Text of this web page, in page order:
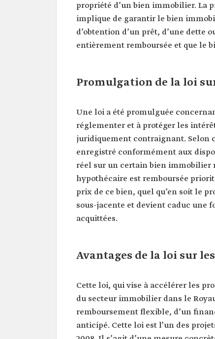
propriété d’un bien immobilier. La
implique de garantir le bien
d’obtention d’un prêt, d’une dette
entièrement remboursée et que le
Promulgation de la loi
Une loi a été promulguée
réglementer et à protéger les
juridiquement contraignant. Selon
enregistré conformément aux
réel sur un certain bien immobilier
hypothécaire est remboursée
prix de ce bien, quel qu’en soit le
sous-jacente et devient caduc une
acquittées.
Avantages de la loi sur
Cette loi, qui vise à accélérer les
du secteur immobilier dans le
remboursement flexible, d’un
anticipé. Cette loi est l’un des